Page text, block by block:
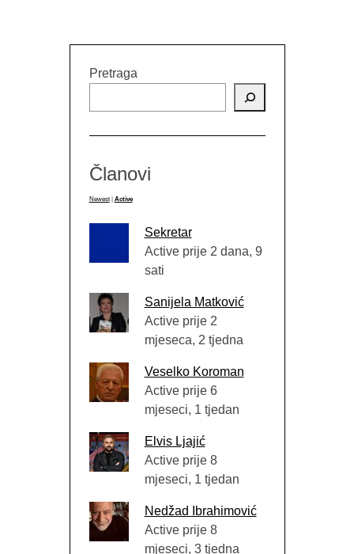
Pretraga
Članovi
Newest Active
Sekretar
Active prije 2 dana, 9
sati
Sanijela Matković
Active prije 2
mjeseca, 2 tjedna
Veselko Koroman
Active prije 6
mjeseci, 1 tjedan
Elvis Ljajić
Active prije 8
mjeseci, 1 tjedan
Nedžad Ibrahimović
Active prije 8
mjeseci, 3 tjedna